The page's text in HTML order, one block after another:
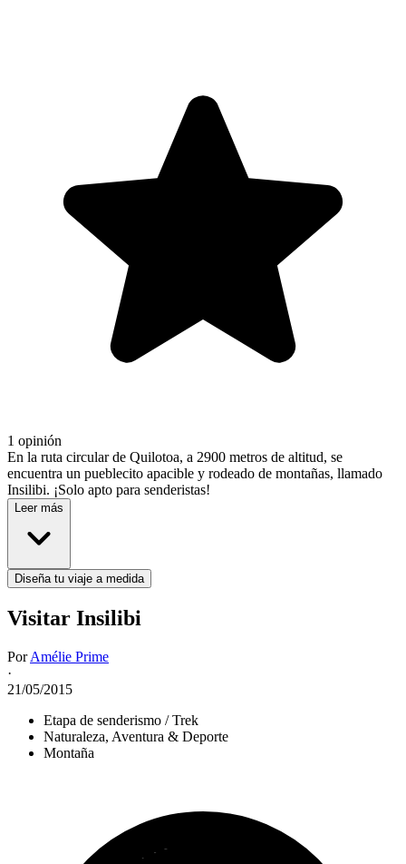
1 opinión
En la ruta circular de Quilotoa, a 2900 metros de altitud, se
encuentra un pueblecito apacible y rodeado de montañas, llamado
Insilibi. ¡Solo apto para senderistas!
Leer más
Diseña tu viaje a medida
Visitar Insilibi
PorAmélie Prime
·
21/05/2015
Etapa de senderismo / Trek
Naturaleza, Aventura & Deporte
Montaña